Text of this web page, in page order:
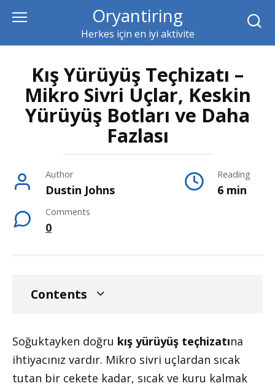
content
Oryantiring
Herkes için en iyi aktivite
Kış Yürüyüş Teçhizatı –
Mikro Sivri Uçlar, Keskin
Yürüyüş Botları ve Daha
Fazlası
Author
Dustin Johns
Reading
6 min
Comments
0
Contents
Soğuktayken doğru kış yürüyüş teçhizatına
ihtiyacınız vardır. Mikro sivri uçlardan sıcak
tutan bir cekete kadar, sıcak ve kuru kalmak